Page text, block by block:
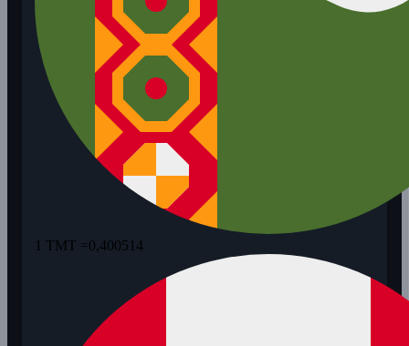
1 TMT =0,400514